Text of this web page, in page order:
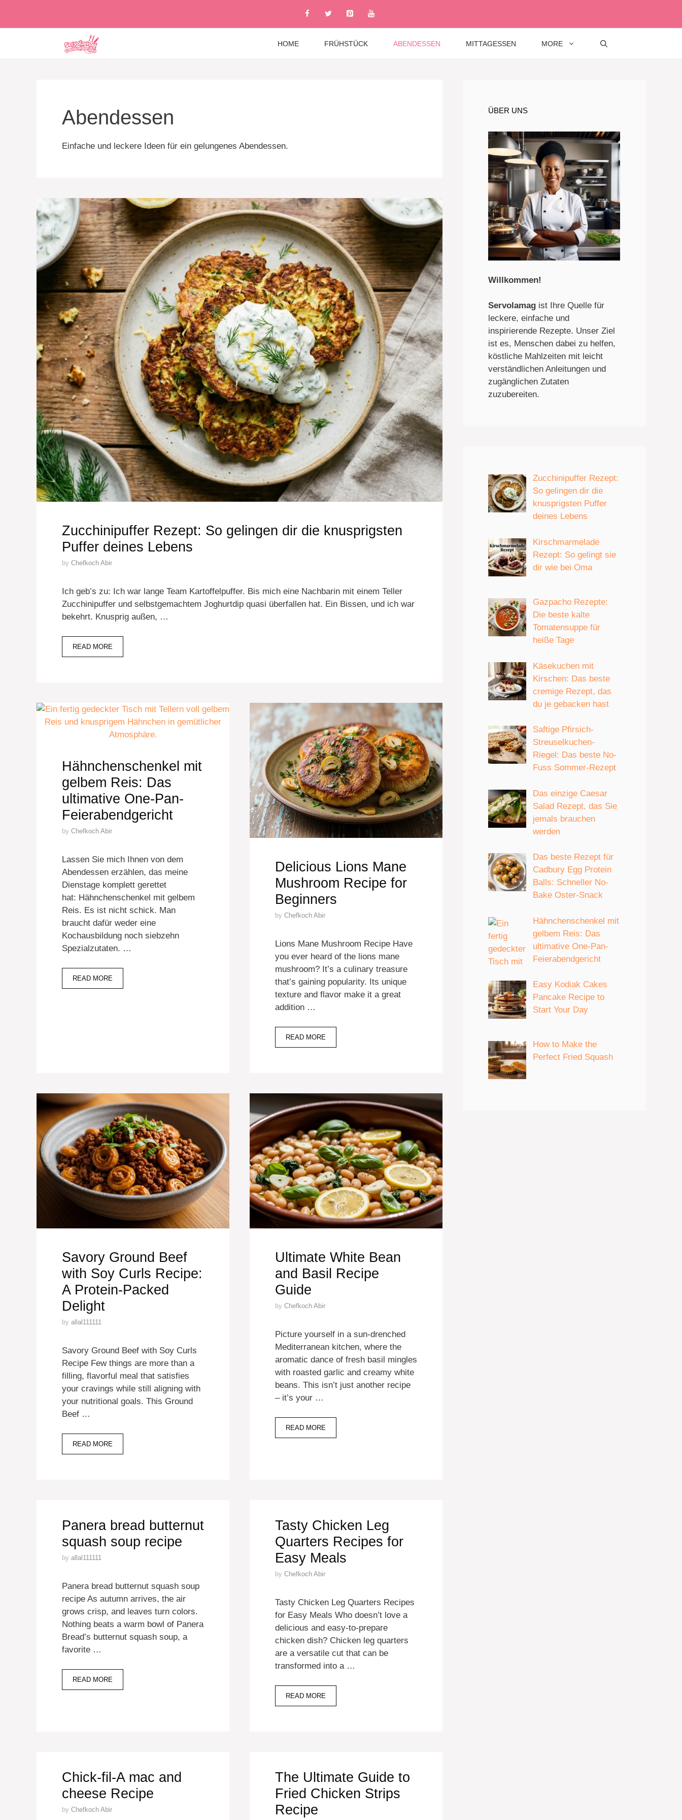
content
HOME FRÜHSTÜCK ABENDESSEN MITTAGESSEN MORE
Abendessen
Einfache und leckere Ideen für ein gelungenes Abendessen.
Zucchinipuffer Rezept: So gelingen dir die knusprigsten
Puffer deines Lebens
by Chefkoch Abir
Ich geb’s zu: Ich war lange Team Kartoffelpuffer. Bis mich eine Nachbarin mit einem Teller
Zucchinipuffer und selbstgemachtem Joghurtdip quasi überfallen hat. Ein Bissen, und ich war
bekehrt. Knusprig außen, …
READ MORE
Hähnchenschenkel mit
gelbem Reis: Das
ultimative One-Pan-
Feierabendgericht
by Chefkoch Abir
Lassen Sie mich Ihnen von dem
Abendessen erzählen, das meine
Dienstage komplett gerettet
hat: Hähnchenschenkel mit gelbem
Reis. Es ist nicht schick. Man
braucht dafür weder eine
Kochausbildung noch siebzehn
Spezialzutaten. …
READ MORE
Delicious Lions Mane
Mushroom Recipe for
Beginners
by Chefkoch Abir
Lions Mane Mushroom Recipe Have
you ever heard of the lions mane
mushroom? It’s a culinary treasure
that’s gaining popularity. Its unique
texture and flavor make it a great
addition …
READ MORE
Savory Ground Beef
with Soy Curls Recipe:
A Protein-Packed
Delight
by allal111111
Savory Ground Beef with Soy Curls
Recipe Few things are more than a
filling, flavorful meal that satisfies
your cravings while still aligning with
your nutritional goals. This Ground
Beef …
READ MORE
Ultimate White Bean
and Basil Recipe
Guide
by Chefkoch Abir
Picture yourself in a sun-drenched
Mediterranean kitchen, where the
aromatic dance of fresh basil mingles
with roasted garlic and creamy white
beans. This isn’t just another recipe
– it’s your …
READ MORE
Panera bread butternut
squash soup recipe
by allal111111
Panera bread butternut squash soup
recipe As autumn arrives, the air
grows crisp, and leaves turn colors.
Nothing beats a warm bowl of Panera
Bread’s butternut squash soup, a
favorite …
READ MORE
Tasty Chicken Leg
Quarters Recipes for
Easy Meals
by Chefkoch Abir
Tasty Chicken Leg Quarters Recipes
for Easy Meals Who doesn’t love a
delicious and easy-to-prepare
chicken dish? Chicken leg quarters
are a versatile cut that can be
transformed into a …
READ MORE
Chick-fil-A mac and
cheese Recipe
by Chefkoch Abir
The Ultimate Guide to
Fried Chicken Strips
Recipe
ÜBER UNS
Willkommen!
Servolamag ist Ihre Quelle für
leckere, einfache und
inspirierende Rezepte. Unser Ziel
ist es, Menschen dabei zu helfen,
köstliche Mahlzeiten mit leicht
verständlichen Anleitungen und
zugänglichen Zutaten
zuzubereiten.
Zucchinipuffer Rezept:
So gelingen dir die
knusprigsten Puffer
deines Lebens
Kirschmarmelade
Rezept: So gelingt sie
dir wie bei Oma
Gazpacho Rezepte:
Die beste kalte
Tomatensuppe für
heiße Tage
Käsekuchen mit
Kirschen: Das beste
cremige Rezept, das
du je gebacken hast
Saftige Pfirsich-
Streuselkuchen-
Riegel: Das beste No-
Fuss Sommer-Rezept
Das einzige Caesar
Salad Rezept, das Sie
jemals brauchen
werden
Das beste Rezept für
Cadbury Egg Protein
Balls: Schneller No-
Bake Oster-Snack
Hähnchenschenkel mit
gelbem Reis: Das
ultimative One-Pan-
Feierabendgericht
Easy Kodiak Cakes
Pancake Recipe to
Start Your Day
How to Make the
Perfect Fried Squash